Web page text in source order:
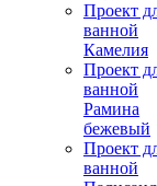
Проект
ванной
Камелия
Проект
ванной
Рамина
бежевый
Проект
ванной